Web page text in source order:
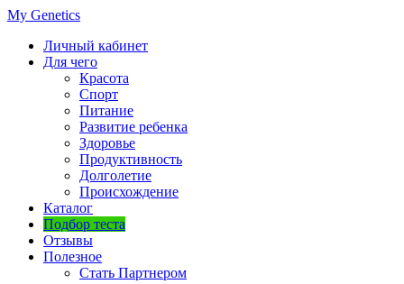
My Genetics
Личный кабинет
Для чего
Красота
Спорт
Питание
Развитие ребенка
Здоровье
Продуктивность
Долголетие
Происхождение
Каталог
Подбор теста
Отзывы
Полезное
Стать Партнером